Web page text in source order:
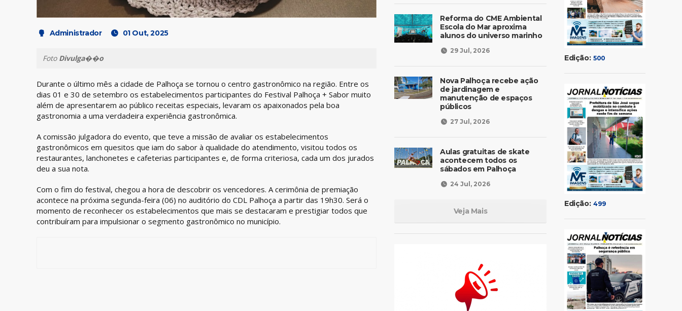
Administrador 01 Out, 2025
Foto Divulga��o
Durante o último mês a cidade de Palhoça se tornou o centro gastronômico na região. Entre os
dias 01 e 30 de setembro os estabelecimentos participantes do Festival Palhoça + Sabor muito
além de apresentarem ao público receitas especiais, levaram os apaixonados pela boa
gastronomia a uma verdadeira experiência gastronômica.
A comissão julgadora do evento, que teve a missão de avaliar os estabelecimentos
gastronômicos em quesitos que iam do sabor à qualidade do atendimento, visitou todos os
restaurantes, lanchonetes e cafeterias participantes e, de forma criteriosa, cada um dos jurados
deu a sua nota.
Com o fim do festival, chegou a hora de descobrir os vencedores. A cerimônia de premiação
acontece na próxima segunda-feira (06) no auditório do CDL Palhoça a partir das 19h30. Será o
momento de reconhecer os estabelecimentos que mais se destacaram e prestigiar todos que
contribuíram para impulsionar o segmento gastronômico no município.
Reforma do CME Ambiental
Escola do Mar aproxima
alunos do universo marinho
29 Jul, 2026
Nova Palhoça recebe ação
de jardinagem e
manutenção de espaços
públicos
27 Jul, 2026
Aulas gratuitas de skate
acontecem todos os
sábados em Palhoça
24 Jul, 2026
Veja Mais
Edição: 500
Edição: 499